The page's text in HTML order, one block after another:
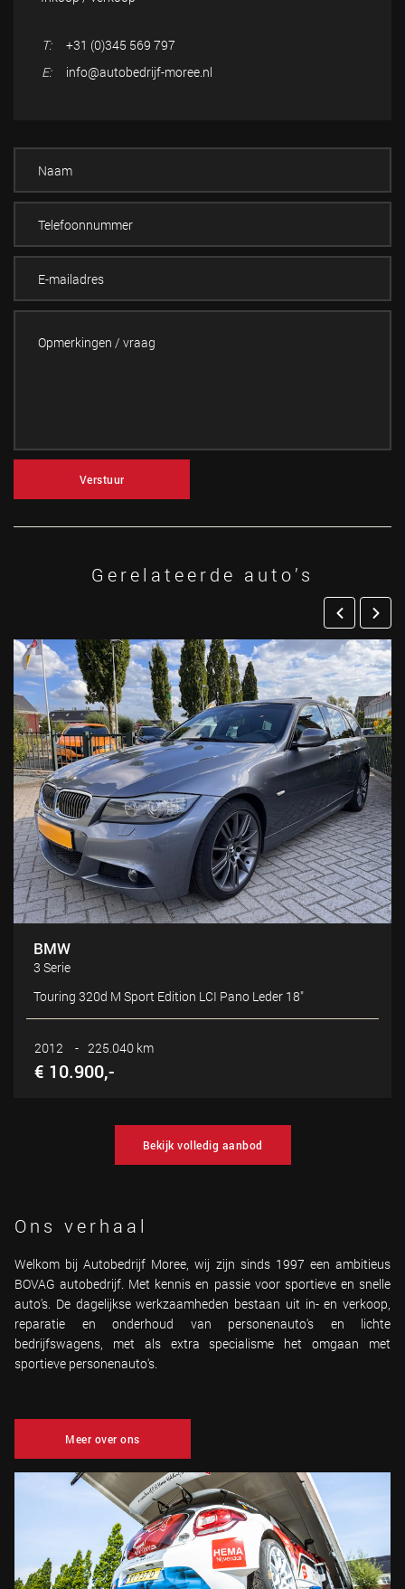
T:
+31 (0)345 569 797
E:
info@autobedrijf-moree.nl
Verstuur
Gerelateerde auto’s
BMW
3 Serie
Touring 320d M Sport Edition LCI Pano Leder 18"
2012 - 225.040 km
€ 10.900,-
Bekijk volledig aanbod
Ons verhaal
Welkom bij Autobedrijf Moree, wij zijn sinds 1997 een ambitieus
BOVAG autobedrijf. Met kennis en passie voor sportieve en snelle
auto's. De dagelijkse werkzaamheden bestaan uit in- en verkoop,
reparatie en onderhoud van personenauto's en lichte
bedrijfswagens, met als extra specialisme het omgaan met
sportieve personenauto's.
Meer over ons